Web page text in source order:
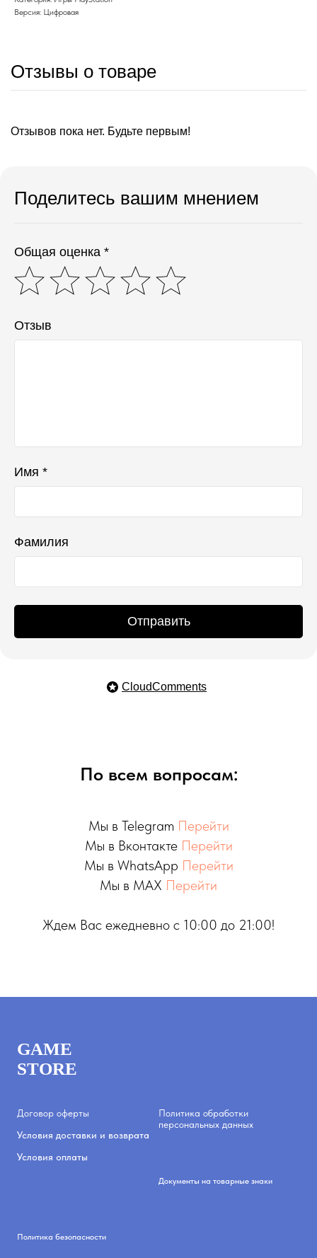
Версия: Цифровая
Отзывы о товаре
Отзывов пока нет. Будьте первым!
Поделитесь вашим мнением
Общая оценка *
Отзыв
Имя *
Фамилия
Отправить
CloudComments
По всем вопросам:
Мы в Telegram Перейти
Мы в Вконтакте Перейти
Мы в WhatsApp Перейти
Мы в MAX Перейти
Ждем Вас ежедневно с 10:00 до 21:00!
GAME
STORE
Договор оферты
Условия доставки и возврата
Условия оплаты
Политика обработки
персональных данных
Документы на товарные знаки
Политика безопасности